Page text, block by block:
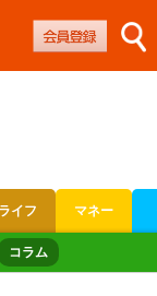
ライフ マネー
コラム